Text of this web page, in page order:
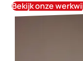
Bekijk onze